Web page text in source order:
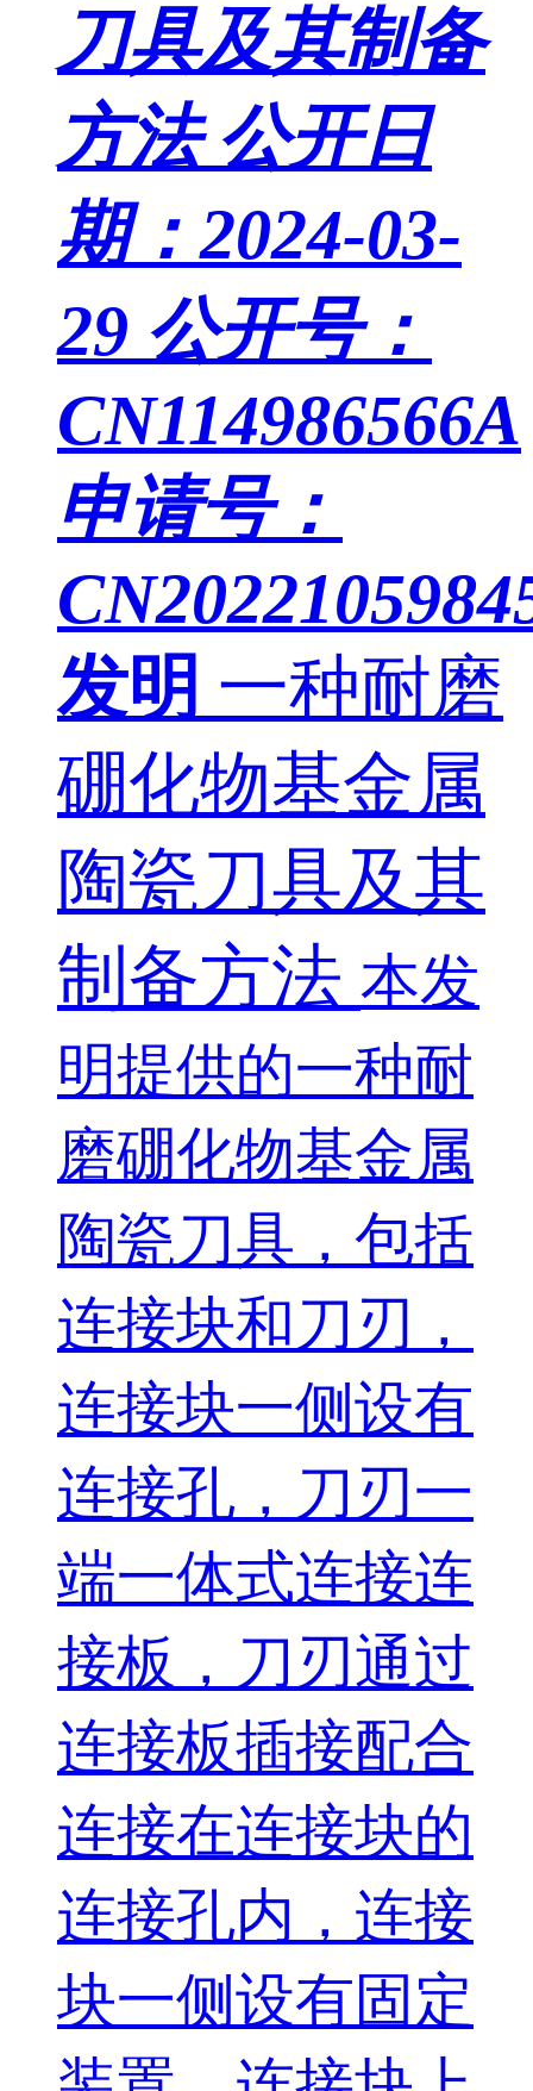
刀具及其制备
方法 公开日
期：2024-03-
29 公开号：
CN114986566A
申请号：
发明 一种耐磨
硼化物基金属
陶瓷刀具及其
制备方法 本发
明提供的一种耐
磨硼化物基金属
陶瓷刀具，包括
连接块和刀刃，
连接块一侧设有
连接孔，刀刃一
端一体式连接连
接板，刀刃通过
连接板插接配合
连接在连接块的
连接孔内，连接
块一侧设有固定